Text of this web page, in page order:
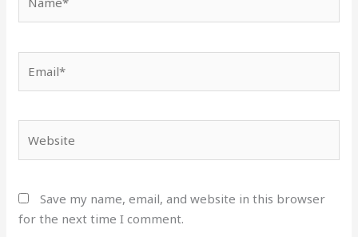
Save my name, email, and website in this browser
for the next time I comment.